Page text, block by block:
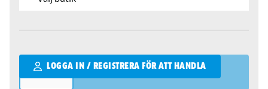
LOGGA IN / REGISTRERA FÖR ATT HANDLA
Qantity